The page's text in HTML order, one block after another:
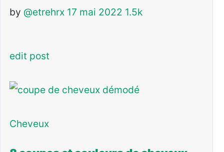
by @etrehrx 17 mai 2022 1.5k
edit post
Cheveux